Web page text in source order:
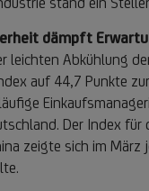
dämpft
leichten Abkühlung
auf 44,7 Punkte
Der Index
zeigte sich im